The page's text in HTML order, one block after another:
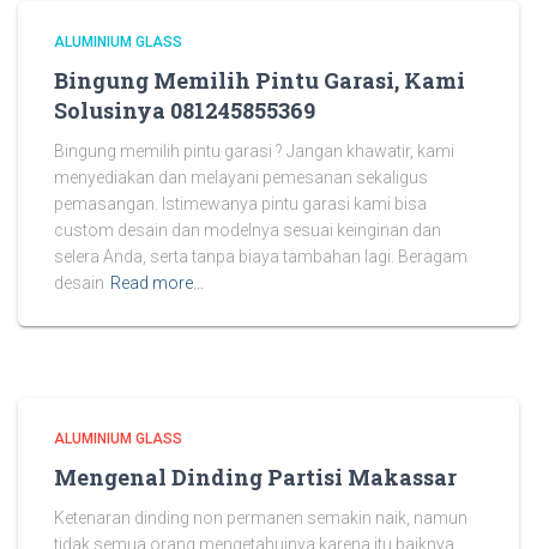
ALUMINIUM GLASS
Bingung Memilih Pintu Garasi, Kami
Solusinya 081245855369
Bingung memilih pintu garasi ? Jangan khawatir, kami
menyediakan dan melayani pemesanan sekaligus
pemasangan. Istimewanya pintu garasi kami bisa
custom desain dan modelnya sesuai keinginan dan
selera Anda, serta tanpa biaya tambahan lagi. Beragam
desain Read more…
ALUMINIUM GLASS
Mengenal Dinding Partisi Makassar
Ketenaran dinding non permanen semakin naik, namun
tidak semua orang mengetahuinya karena itu baiknya